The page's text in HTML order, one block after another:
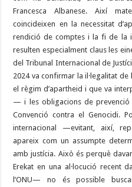
Francesca Albanese. Així
coincideixen en la necessitat
rendició de comptes i la fi de la
resulten especialment claus les
del Tribunal Internacional de
2024 va confirmar la il·legalitat
el règim d’apartheid i que va
— i les obligacions de prevenció
Convenció contra el Genocidi.
internacional —evitant, així,
apareix com un assumpte
amb justícia. Això és perquè
Erekat en una al·locució recent
l’ONU— no és possible